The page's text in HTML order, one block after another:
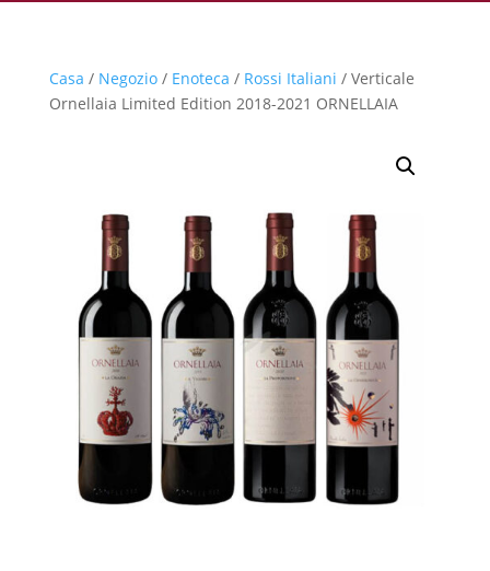
Casa / Negozio/ Enoteca / Rossi Italiani / Verticale
Ornellaia Limited Edition 2018-2021 ORNELLAIA